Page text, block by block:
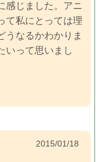
感じました。アニ
て私にとっては理
うなるかわかりま
いって思いまし
2015/01/18